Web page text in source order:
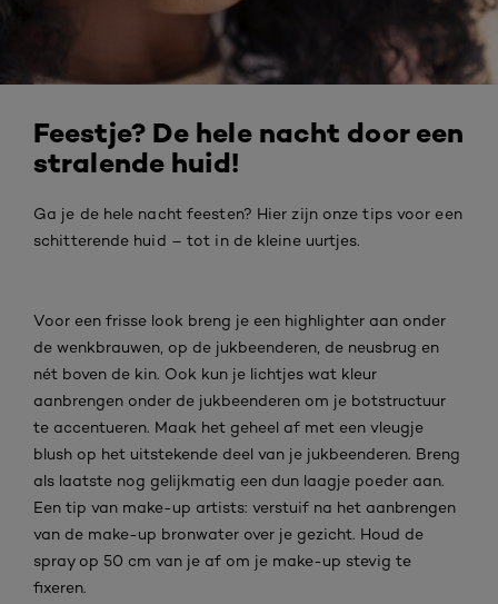
Feestje? De hele nacht door een
stralende huid!
Ga je de hele nacht feesten? Hier zijn onze tips voor een
schitterende huid – tot in de kleine uurtjes.
Voor een frisse look breng je een highlighter aan onder
de wenkbrauwen, op de jukbeenderen, de neusbrug en
nét boven de kin. Ook kun je lichtjes wat kleur
aanbrengen onder de jukbeenderen om je botstructuur
te accentueren. Maak het geheel af met een vleugje
blush op het uitstekende deel van je jukbeenderen. Breng
als laatste nog gelijkmatig een dun laagje poeder aan.
Een tip van make-up artists: verstuif na het aanbrengen
van de make-up bronwater over je gezicht. Houd de
spray op 50 cm van je af om je make-up stevig te
fixeren.